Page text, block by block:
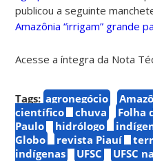
publicou a seguinte
Amazônia “irrigam” grande
Acesse a íntegra da Nota
Tags: agronegócio
científico
chuva
Folha
Paulo
hidrólogo
Globo
revista Piauí
indígenas
UFSC UFSC